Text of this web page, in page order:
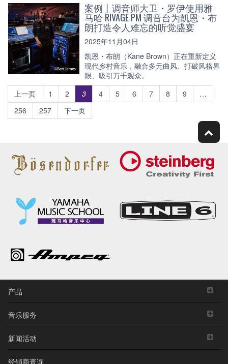
案例丨调音师大卫・罗伊使用雅
马哈 RIVAGE PM 调音台为凯恩・布
朗打造令人难忘的听觉盛宴
2025年11月04日
凯恩・布朗（Kane Brown）正在重新定义
现代乡村音乐，融合多元曲风、打破风格界
限、吸引万千观众。
上一页
1 2 3 4 5 6 7 8 9
…
256
257 下一页
产品
音乐服务
新闻活动
经销商查询